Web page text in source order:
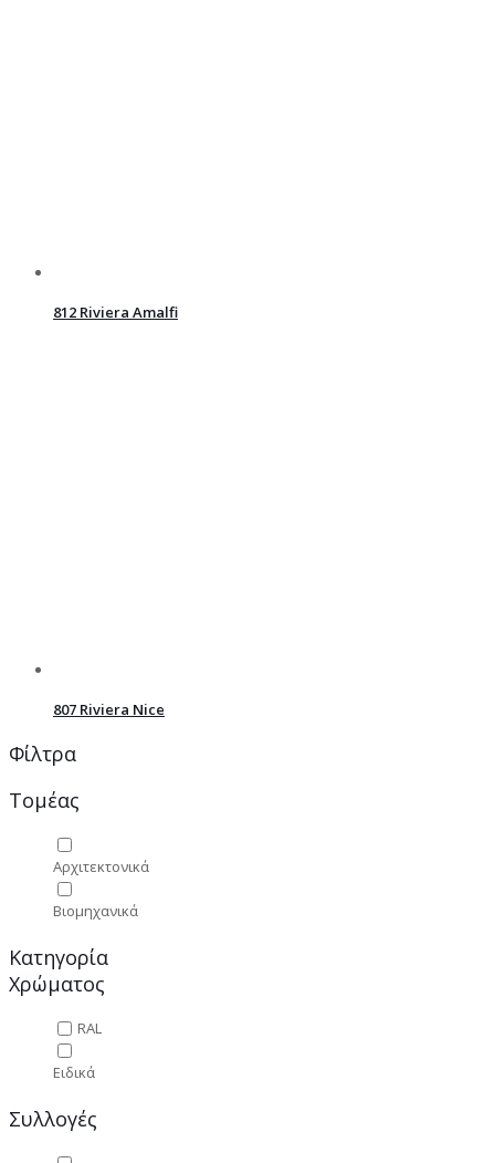
812 Riviera Amalfi
807 Riviera Nice
Φίλτρα
Τομέας
Αρχιτεκτονικά
Βιομηχανικά
Κατηγορία
Χρώματος
RAL
Ειδικά
Συλλογές